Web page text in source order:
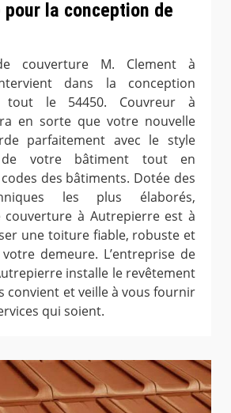
la conception de
couverture M. Clement à
dans la conception
le 54450. Couvreur à
en sorte que votre nouvelle
parfaitement avec le style
de votre bâtiment tout en
des bâtiments. Dotée des
les plus élaborés,
couverture à Autrepierre est à
une toiture fiable, robuste et
demeure. L’entreprise de
installe le revêtement
convient et veille à vous fournir
qui soient.